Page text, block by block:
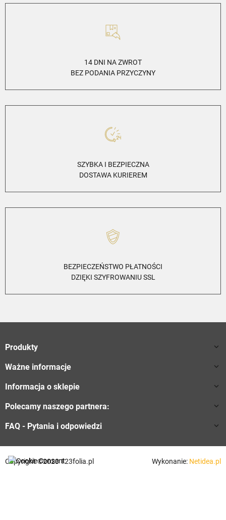
14 DNI NA ZWROT
BEZ PODANIA PRZYCZYNY
SZYBKA I BEZPIECZNA
DOSTAWA KURIEREM
BEZPIECZEŃSTWO PŁATNOŚCI
DZIĘKI SZYFROWANIU SSL
Produkty 
Ważne informacje 
Informacja o sklepie 
Polecamy naszego partnera: 
FAQ - Pytania i odpowiedzi 
Copyright ©2023 123folia.pl Wykonanie: Netidea.pl